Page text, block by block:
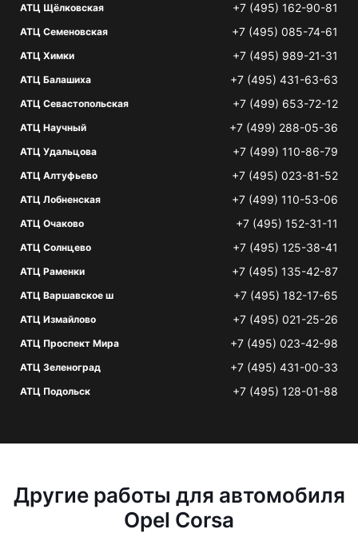
АТЦ Щёлковская +7 (495) 162-90-81
АТЦ Семеновская +7 (495) 085-74-61
АТЦ Химки +7 (495) 989-21-31
АТЦ Балашиха +7 (495) 431-63-63
АТЦ Севастопольская +7 (499) 653-72-12
АТЦ Научный +7 (499) 288-05-36
АТЦ Удальцова +7 (499) 110-86-79
АТЦ Алтуфьево +7 (495) 023-81-52
АТЦ Лобненская +7 (499) 110-53-06
АТЦ Очаково +7 (495) 152-31-11
АТЦ Солнцево +7 (495) 125-38-41
АТЦ Раменки +7 (495) 135-42-87
АТЦ Варшавское ш +7 (495) 182-17-65
АТЦ Измайлово +7 (495) 021-25-26
АТЦ Проспект Мира +7 (495) 023-42-98
АТЦ Зеленоград +7 (495) 431-00-33
АТЦ Подольск +7 (495) 128-01-88
Другие работы для автомобиля
Opel Corsa